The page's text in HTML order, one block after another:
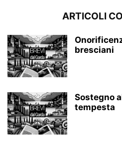
ARTICOLI
bresciani
Sostegno
tempesta